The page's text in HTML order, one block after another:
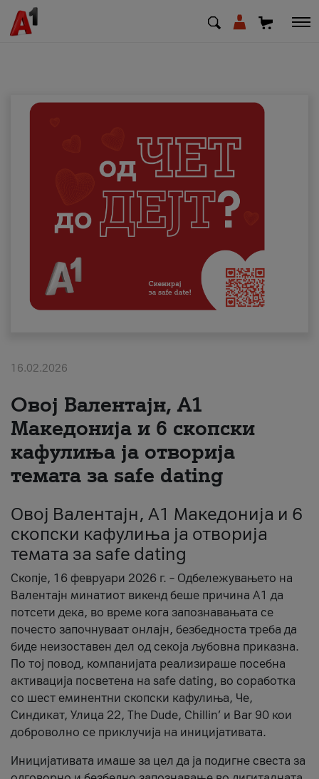
Деловни
Поддршка
Надополни кредит
Плати сметка
#ПодобарОнлајн
16.02.2026
Овој Валентајн, A1
Македонија и 6 скопски
кафулиња ја отворија
темата за safe dating
Овој Валентајн, A1 Македонија и 6
скопски кафулиња ја отворија
темата за safe dating
Скопје, 16 февруари 2026 г. – Одбележувањето на
Валентајн минатиот викенд беше причина А1 да
потсети дека, во време кога запознавањата се
почесто започнуваат онлајн, безбедноста треба да
биде неизоставен дел од секоја љубовна приказна.
По тој повод, компанијата реализираше посебна
активација посветена на safe dating, во соработка
со шест еминентни скопски кафулиња, Че,
Синдикат, Улица 22, The Dude, Chillin’ и Bar 90 кои
доброволно се приклучија на иницијативата.
Иницијативата имаше за цел да ја подигне свеста за